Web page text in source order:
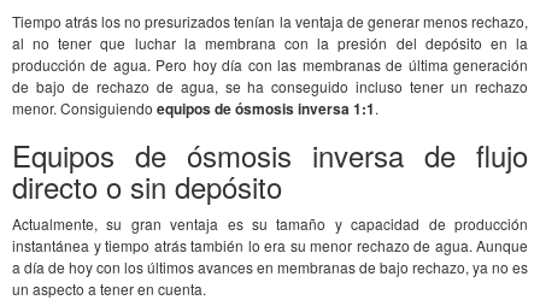
Tiempo atrás los no presurizados tenían la ventaja de generar menos rechazo,
al no tener que luchar la membrana con la presión del depósito en la
producción de agua. Pero hoy día con las membranas de última generación
de bajo de rechazo de agua, se ha conseguido incluso tener un rechazo
menor. Consiguiendo equipos de ósmosis inversa 1:1.
Equipos de ósmosis inversa de flujo
directo o sin depósito
Actualmente, su gran ventaja es su tamaño y capacidad de producción
instantánea y tiempo atrás también lo era su menor rechazo de agua. Aunque
a día de hoy con los últimos avances en membranas de bajo rechazo, ya no es
un aspecto a tener en cuenta.